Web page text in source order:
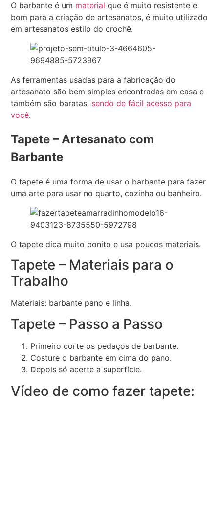
O barbante é um material que é muito resistente e
bom para a criação de artesanatos, é muito utilizado
em artesanatos estilo do crochê.
As ferramentas usadas para a fabricação do
artesanato são bem simples encontradas em casa e
também são baratas, sendo de fácil acesso para
você.
Tapete – Artesanato com
Barbante
O tapete é uma forma de usar o barbante para fazer
uma arte para usar no quarto, cozinha ou banheiro.
O tapete dica muito bonito e usa poucos materiais.
Tapete – Materiais para o
Trabalho
Materiais: barbante pano e linha.
Tapete – Passo a Passo
Primeiro corte os pedaços de barbante.
Costure o barbante em cima do pano.
Depois só acerte a superfície.
Vídeo de como fazer tapete: